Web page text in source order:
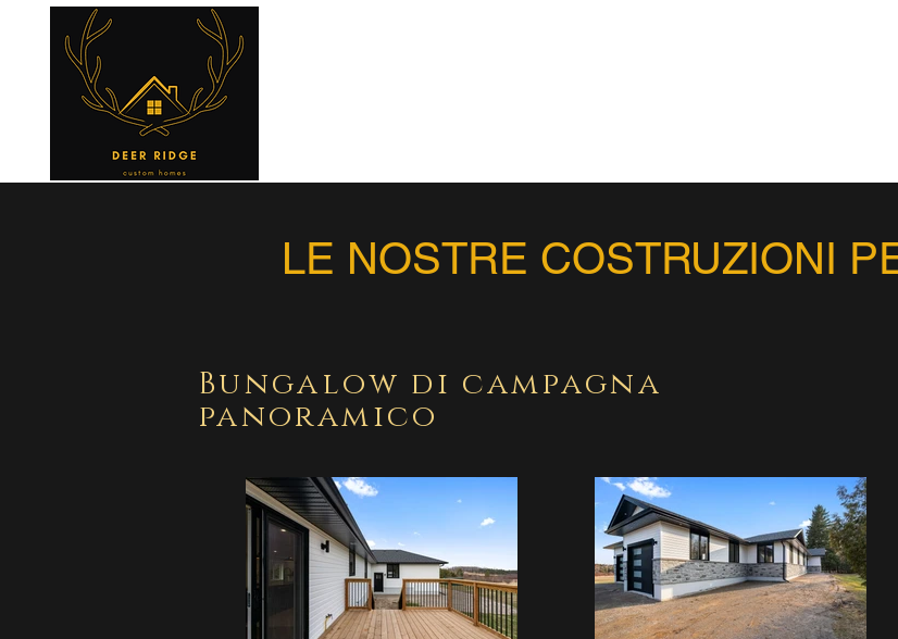
LE NOSTRE COSTRUZIONI
Bungalow di campagna
panoramico